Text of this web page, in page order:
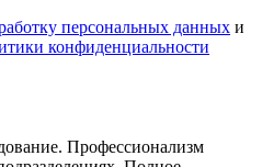
персональных данных и
конфиденциальности
Профессионализм